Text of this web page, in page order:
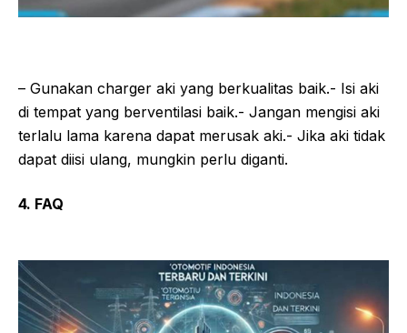
– Gunakan charger aki yang berkualitas baik.- Isi aki
di tempat yang berventilasi baik.- Jangan mengisi aki
terlalu lama karena dapat merusak aki.- Jika aki tidak
dapat diisi ulang, mungkin perlu diganti.
4. FAQ